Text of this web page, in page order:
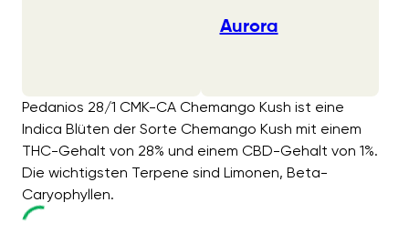
Aurora
Pedanios 28/1 CMK-CA Chemango Kush ist eine
Indica Blüten der Sorte Chemango Kush mit einem
THC-Gehalt von 28% und einem CBD-Gehalt von 1%.
Die wichtigsten Terpene sind Limonen, Beta-
Caryophyllen.